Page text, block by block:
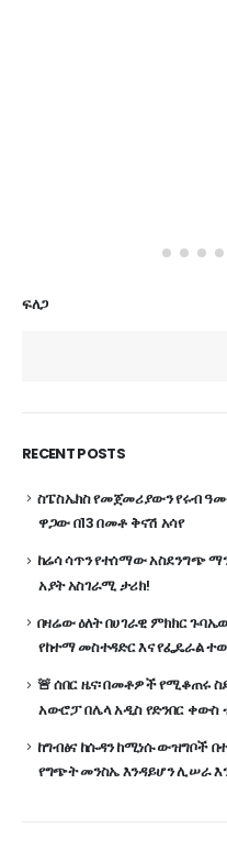
ፍለጋ
RECENT POSTS
ስፔስኤክስ የመጀመሪያውን የሩብ
ዋጋው በ13 በመቶ ቅናሽ አሳየ
ከሬሳ ሳጥን የተሰማው አስደንግጭ
አያት አስገራሚ ታሪክ!
በዛሬው ዕለት በሀገራዊ ምክክር
የከተማ መስተዳድር እና የፌዴራል
🚨 ሰበር ዜና፡ በመቶዎች የሚቆጠሩ
አውሮፓ በሌላ አዲስ የድንበር ቀውስ
ከግብፅና ከሱዳን ከሚነሱ ውዝግቦች
የግጭት መንስኤ እንዳይሆን ሊሠራ